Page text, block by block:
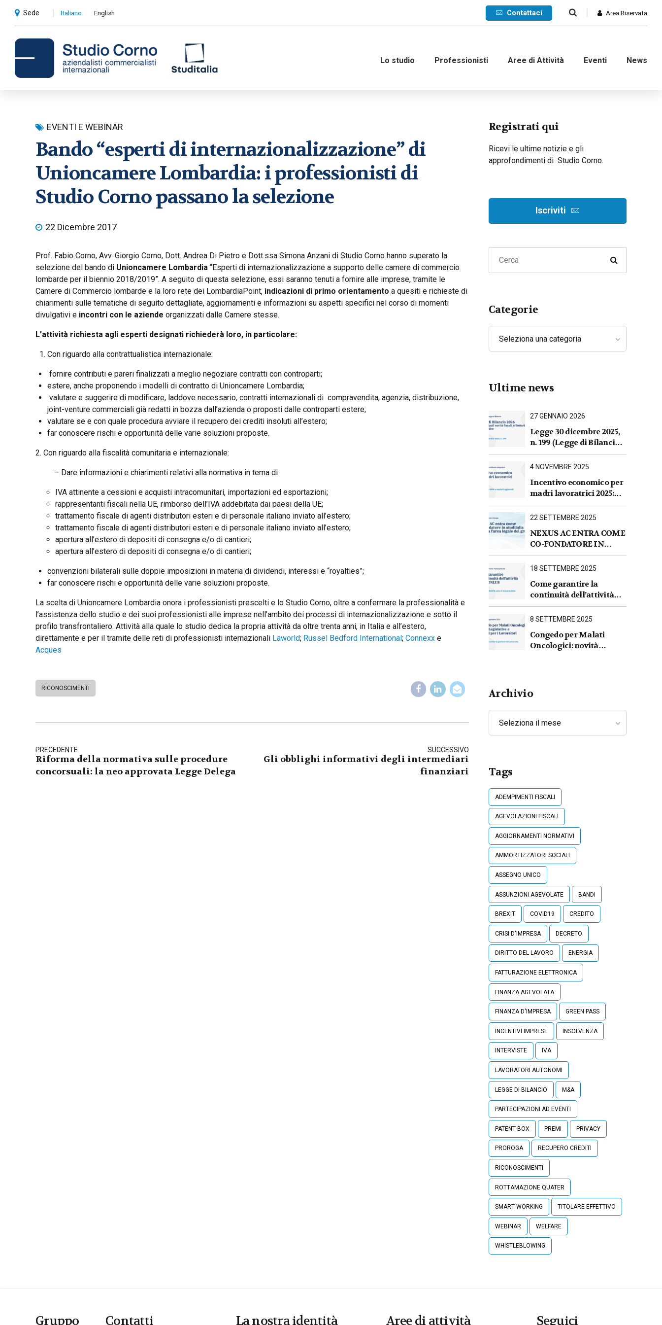
Sede Italiano English Contattaci Area Riservata
Lo studio Professionisti Aree di Attività
amministrativa
Compliance societaria e fiscale
Revisioni contabili
Privati
Organizzazione e gestione del
personale
Consulenza del lavoro
Consulenza fiscale
Consulenza strategica finanziaria Contenzioso e ADR
Recupero crediti
Eventi News
EVENTI E WEBINAR
Bando “esperti di internazionalizzazione” di
Unioncamere Lombardia: i professionisti di
Studio Corno passano la selezione
22 Dicembre 2017
Prof. Fabio Corno, Avv. Giorgio Corno, Dott. Andrea Di Pietro e Dott.ssa Simona Anzani di Studio Corno hanno superato la
selezione del bando di Unioncamere Lombardia “Esperti di internazionalizzazione a supporto delle camere di commercio
lombarde per il biennio 2018/2019”. A seguito di questa selezione, essi saranno tenuti a fornire alle imprese, tramite le
Camere di Commercio lombarde e la loro rete dei LombardiaPoint, indicazioni di primo orientamento a quesiti e richieste di
chiarimenti sulle tematiche di seguito dettagliate, aggiornamenti e informazioni su aspetti specifici nel corso di momenti
divulgativi e incontri con le aziende organizzati dalle Camere stesse.
L’attività richiesta agli esperti designati richiederà loro, in particolare:
Con riguardo alla contrattualistica internazionale:
fornire contributi e pareri finalizzati a meglio negoziare contratti con controparti;
estere, anche proponendo i modelli di contratto di Unioncamere Lombardia;
valutare e suggerire di modificare, laddove necessario, contratti internazionali di compravendita, agenzia, distribuzione,
joint-venture commerciali già redatti in bozza dall’azienda o proposti dalle controparti estere;
valutare se e con quale procedura avviare il recupero dei crediti insoluti all’estero;
far conoscere rischi e opportunità delle varie soluzioni proposte.
2. Con riguardo alla fiscalità comunitaria e internazionale:
– Dare informazioni e chiarimenti relativi alla normativa in tema di
IVA attinente a cessioni e acquisti intracomunitari, importazioni ed esportazioni;
rappresentanti fiscali nella UE, rimborso dell’IVA addebitata dai paesi della UE;
trattamento fiscale di agenti distributori esteri e di personale italiano inviato all’estero;
trattamento fiscale di agenti distributori esteri e di personale italiano inviato all’estero;
apertura all’estero di depositi di consegna e/o di cantieri;
apertura all’estero di depositi di consegna e/o di cantieri;
convenzioni bilaterali sulle doppie imposizioni in materia di dividendi, interessi e “royalties”;
far conoscere rischi e opportunità delle varie soluzioni proposte.
La scelta di Unioncamere Lombardia onora i professionisti prescelti e lo Studio Corno, oltre a confermare la professionalità e
l’assistenza dello studio e dei suoi professionisti alle imprese nell’ambito dei processi di internazionalizzazione e sotto il
profilo transfrontaliero. Attività alla quale lo studio dedica la propria attività da oltre trenta anni, in Italia e all’estero,
direttamente e per il tramite delle reti di professionisti internazionali Laworld; Russel Bedford International ; Connexx e
Acques
RICONOSCIMENTI
PRECEDENTE
Riforma della normativa sulle procedure
concorsuali: la neo approvata Legge Delega
SUCCESSIVO
Gli obblighi informativi degli intermediari
finanziari
Registrati qui
Ricevi le ultime notizie e gli
approfondimenti di Studio Corno.
Iscriviti
Categorie
Seleziona una categoria
Ultime news
27 GENNAIO 2026
Legge 30 dicembre 2025,
n. 199 (Legge di Bilancio
2026).Sintesi commentata
delle principali novità
contributive e per le
imprese
4 NOVEMBRE 2025
Incentivo economico per
madri lavoratrici 2025:
nuove regole INPS e
requisiti aggiornati
22 SETTEMBRE 2025
NEXUS AC ENTRA COME
CO-FONDATORE IN
STUDITALIA E AVVIA
L’AREA LEGALE DEL
18 SETTEMBRE 2025
Come garantire la
continuità dell’attività
per le ONLUS : iscrizione
al RUNTS entro il
8 SETTEMBRE 2025
Congedo per Malati
Oncologici: novità
Archivio
Seleziona il mese
Tags
ADEMPIMENTI FISCALI
AGEVOLAZIONI FISCALI
AGGIORNAMENTI NORMATIVI
AMMORTIZZATORI SOCIALI
ASSEGNO UNICO
ASSUNZIONI AGEVOLATE BANDI
BREXIT COVID19 CREDITO
CRISI D'IMPRESA DECRETO
DIRITTO DEL LAVORO ENERGIA
FATTURAZIONE ELETTRONICA
FINANZA AGEVOLATA
FINANZA D'IMPRESA GREEN PASS
INCENTIVI IMPRESE INSOLVENZA
INTERVISTE IVA
LAVORATORI AUTONOMI
LEGGE DI BILANCIO M&A
PARTECIPAZIONI AD EVENTI
PATENT BOX PREMI PRIVACY
PROROGA RECUPERO CREDITI
RICONOSCIMENTI
ROTTAMAZIONE QUATER
SMART WORKING TITOLARE EFFETTIVO
WEBINAR WELFARE
WHISTLEBLOWING
Gruppo Contatti La nostra identità Aree di attività Seguici